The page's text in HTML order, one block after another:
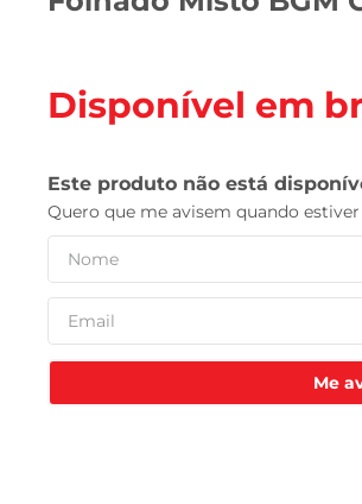
Disponível em
Me